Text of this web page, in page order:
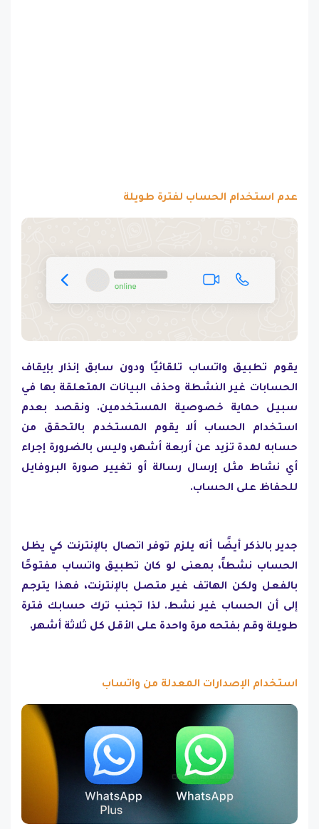
عدم استخدام الحساب لفترة طويلة
يقوم تطبيق واتساب تلقائيًا ودون سابق إنذار بإيقاف
الحسابات غير النشطة وحذف البيانات المتعلقة بها في
سبيل حماية خصوصية المستخدمين. ونقصد بعدم
استخدام الحساب ألا يقوم المستخدم بالتحقق من
حسابه لمدة تزيد عن أربعة أشهر، وليس بالضرورة إجراء
أي نشاط مثل إرسال رسالة أو تغيير صورة البروفايل
للحفاظ على الحساب.
جدير بالذكر أيضًا أنه يلزم توفر اتصال بالإنترنت كي يظل
الحساب نشطاً، بمعنى لو كان تطبيق واتساب مفتوحًا
بالفعل ولكن الهاتف غير متصل بالإنترنت، فهذا يترجم
إلى أن الحساب غير نشط. لذا تجنب ترك حسابك فترة
طويلة وقم بفتحه مرة واحدة على الأقل كل ثلاثة أشهر.
استخدام الإصدارات المعدلة من واتساب